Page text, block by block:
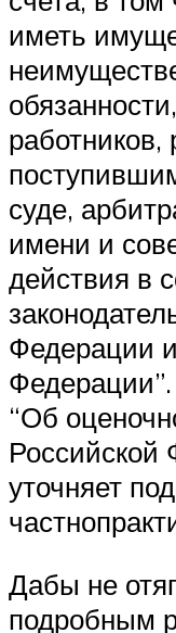
иметь
работников,
суде,
имени и
действия в
Федерации
“Об
Российской
уточняет
Дабы не
подробным